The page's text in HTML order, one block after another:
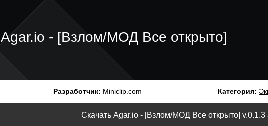
Agar.io - [Взлом/МОД Все открыто]
Разработчик: Miniclip.com Категория:
Скачать Agar.io - [Взлом/МОД Все открыто] v.0.1.3